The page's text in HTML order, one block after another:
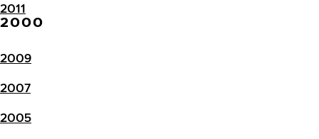
2011
2000
2009
2007
2005